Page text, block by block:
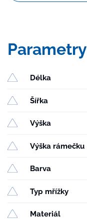
Parametry
Délka
Šířka
Výška
Výška rámečku
Barva
Typ mřížky
Materiál